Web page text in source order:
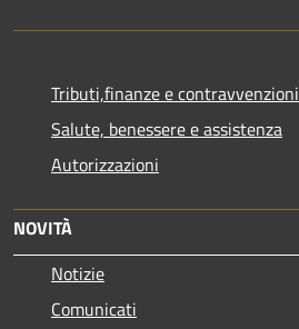
Tributi,finanze e contravvenzioni
Salute, benessere e assistenza
Autorizzazioni
NOVITÀ
Notizie
Comunicati